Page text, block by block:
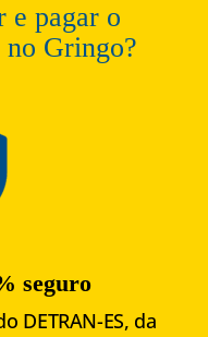
e pagar o
Gringo?
seguro
DETRAN-ES, da